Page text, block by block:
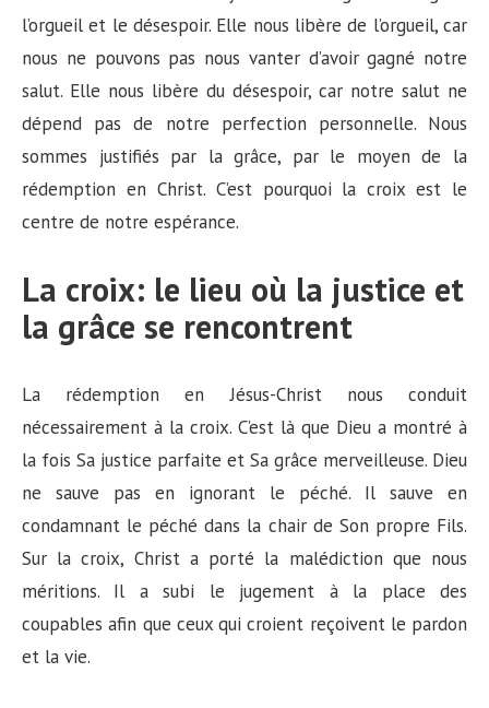
l’orgueil et le désespoir. Elle nous libère de l’orgueil, car
nous ne pouvons pas nous vanter d’avoir gagné notre
salut. Elle nous libère du désespoir, car notre salut ne
dépend pas de notre perfection personnelle. Nous
sommes justifiés par la grâce, par le moyen de la
rédemption en Christ. C’est pourquoi la croix est le
centre de notre espérance.
La croix: le lieu où la justice et
la grâce se rencontrent
La rédemption en Jésus-Christ nous conduit
nécessairement à la croix. C’est là que Dieu a montré à
la fois Sa justice parfaite et Sa grâce merveilleuse. Dieu
ne sauve pas en ignorant le péché. Il sauve en
condamnant le péché dans la chair de Son propre Fils.
Sur la croix, Christ a porté la malédiction que nous
méritions. Il a subi le jugement à la place des
coupables afin que ceux qui croient reçoivent le pardon
et la vie.